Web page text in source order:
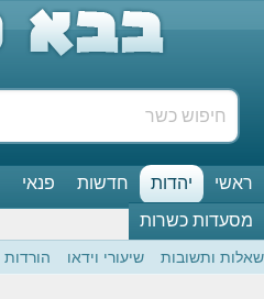
ראשי יהדות חדשות פנאי
מסעדות כשרות
שאלות ותשובות שיעורי וידאו הורדות